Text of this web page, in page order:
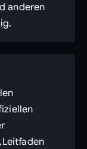
anderen